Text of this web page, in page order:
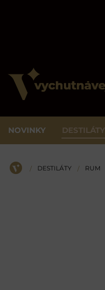
NOVINKY DESTILÁTY
ÚVOD
/ DESTILÁTY / RUM